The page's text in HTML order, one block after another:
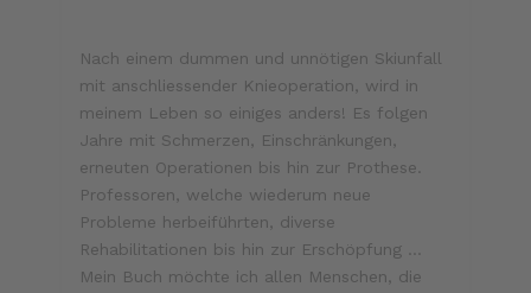
Nach einem dummen und unnötigen Skiunfall
mit anschliessender Knieoperation, wird in
meinem Leben so einiges anders! Es folgen
Jahre mit Schmerzen, Einschränkungen,
erneuten Operationen bis hin zur Prothese.
Professoren, welche wiederum neue
Probleme herbeiführten, diverse
Rehabilitationen bis hin zur Erschöpfung ...
Mein Buch möchte ich allen Menschen, die